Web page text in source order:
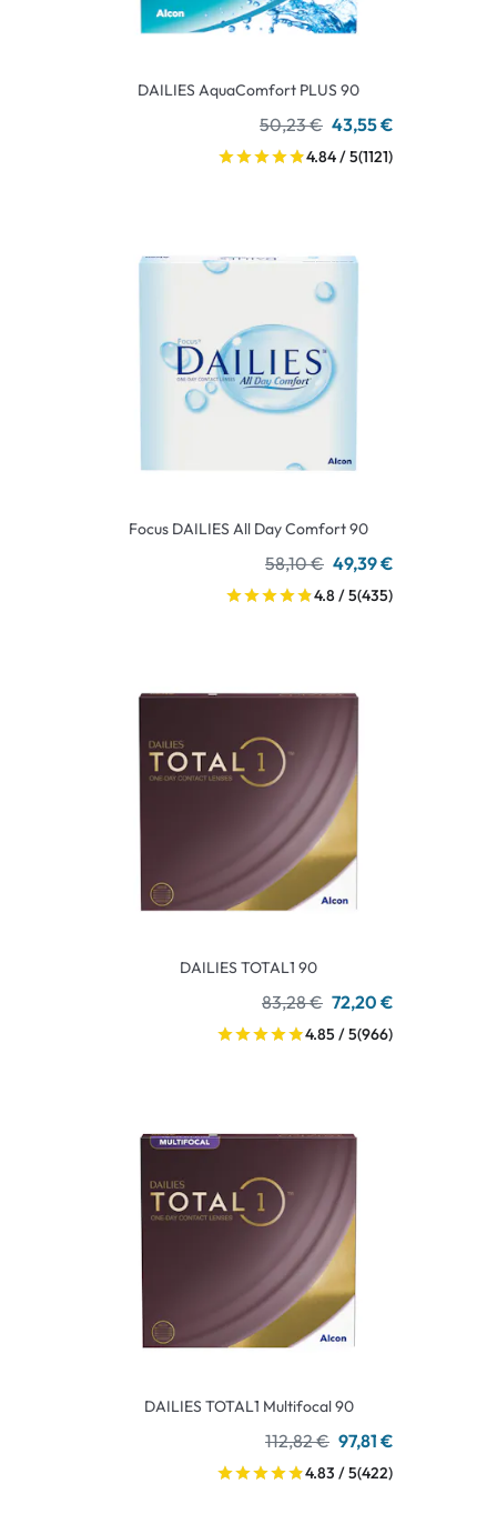
DAILIES AquaComfort PLUS 90
50,23 € 43,55 €
4.84 / 5(1121)
Focus DAILIES All Day Comfort 90
58,10 € 49,39 €
4.8 / 5(435)
DAILIES TOTAL1 90
83,28 € 72,20 €
4.85 / 5(966)
DAILIES TOTAL1 Multifocal 90
112,82 € 97,81 €
4.83 / 5(422)